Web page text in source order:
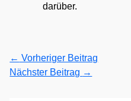
darüber.
← Vorheriger Beitrag
Nächster Beitrag →